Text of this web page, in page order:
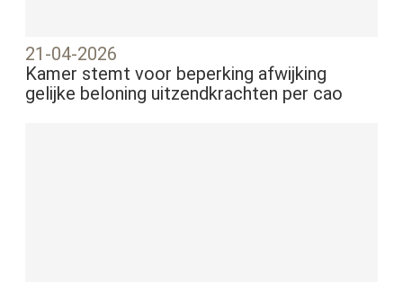
21-04-2026
Kamer stemt voor beperking afwijking
gelijke beloning uitzendkrachten per cao